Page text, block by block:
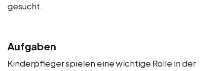
gesucht.
Aufgaben
Kinderpfleger spielen eine wichtige Rolle in der